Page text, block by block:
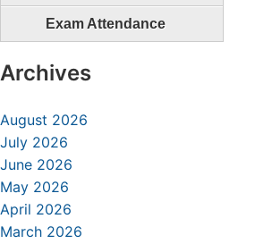
Exam Attendance
Archives
August 2026
July 2026
June 2026
May 2026
April 2026
March 2026